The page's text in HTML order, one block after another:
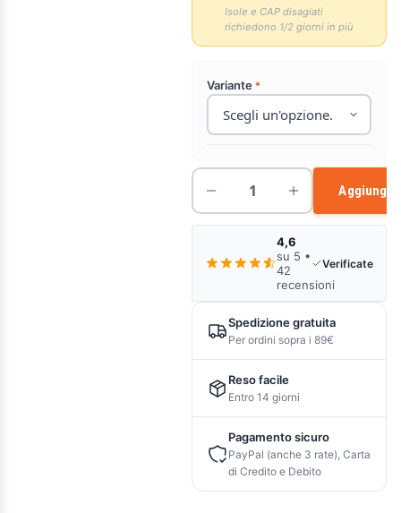
Isole e CAP disagiati
richiedono 1/2 giorni in più
Variante
Aggiungi
4,6
su 5 •
42
recensioni
Verificate
Spedizione gratuita
Per ordini sopra i 89€
Reso facile
Entro 14 giorni
Pagamento sicuro
PayPal (anche 3 rate), Carta
di Credito e Debito